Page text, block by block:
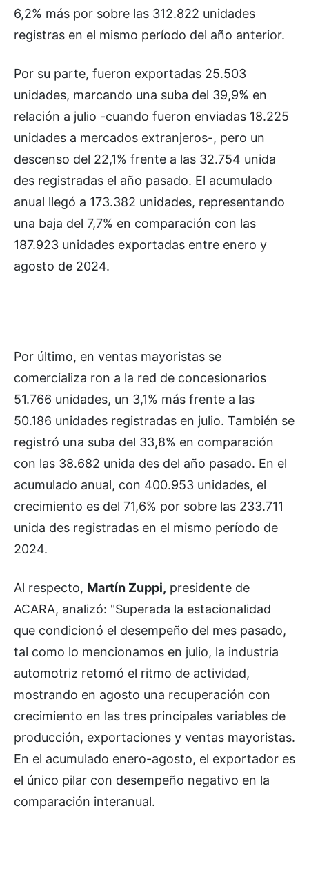
6,2% más por sobre las 312.822 unidades
registras en el mismo período del año anterior.
Por su parte, fueron exportadas 25.503
unidades, marcando una suba del 39,9% en
relación a julio -cuando fueron enviadas 18.225
unidades a mercados extranjeros-, pero un
descenso del 22,1% frente a las 32.754 unida
des registradas el año pasado. El acumulado
anual llegó a 173.382 unidades, representando
una baja del 7,7% en comparación con las
187.923 unidades exportadas entre enero y
agosto de 2024.
Por último, en ventas mayoristas se
comercializa ron a la red de concesionarios
51.766 unidades, un 3,1% más frente a las
50.186 unidades registradas en julio. También se
registró una suba del 33,8% en comparación
con las 38.682 unida des del año pasado. En el
acumulado anual, con 400.953 unidades, el
crecimiento es del 71,6% por sobre las 233.711
unida des registradas en el mismo período de
2024.
Al respecto, Martín Zuppi, presidente de
ACARA, analizó: "Superada la estacionalidad
que condicionó el desempeño del mes pasado,
tal como lo mencionamos en julio, la industria
automotriz retomó el ritmo de actividad,
mostrando en agosto una recuperación con
crecimiento en las tres principales variables de
producción, exportaciones y ventas mayoristas.
En el acumulado enero-agosto, el exportador es
el único pilar con desempeño negativo en la
comparación interanual.